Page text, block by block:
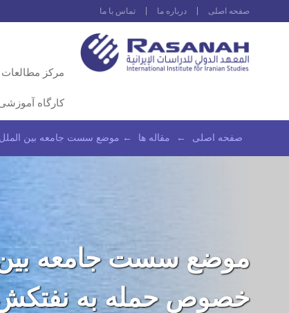
صفحه اصلى درباره ما تماس با ما
مرکز
کارگاه
صفحه اصلى ← مقاله ها ← موضع سست جامعه بین الملل
موضع سست جامعه بین
خصوص حمله به